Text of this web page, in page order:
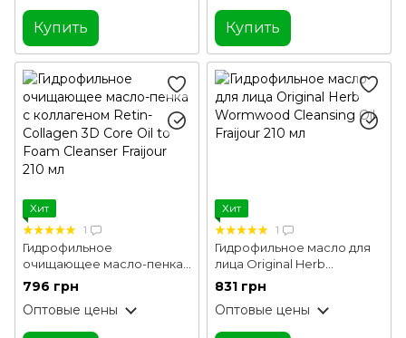
Купить Купить
Хит
1
Гидрофильное
очищающее масло-пенка
с коллагеном Retin-
Collagen 3D Core Oil to
Foam Cleanser Fraijour 210
мл
796 грн
Оптовые цены
Хит
1
Гидрофильное масло для
лица Original Herb
Wormwood Cleansing Oil
Fraijour 210 мл
831 грн
Оптовые цены